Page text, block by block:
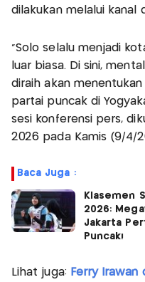
dilakukan melalui kanal
"Solo selalu menjadi
luar biasa. Di sini,
diraih akan
partai puncak di
sesi konferensi pers,
2026 pada Kamis (9/4/
Baca Juga :
Klasemen
2026:
Jakarta
Puncak!
Lihat juga: Ferry Irawan